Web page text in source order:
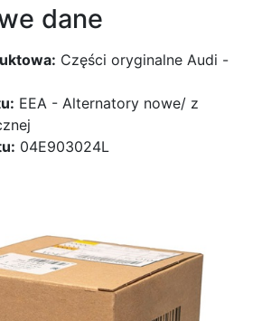
dane
Części oryginalne Audi -
EEA - Alternatory nowe/ z
04E903024L